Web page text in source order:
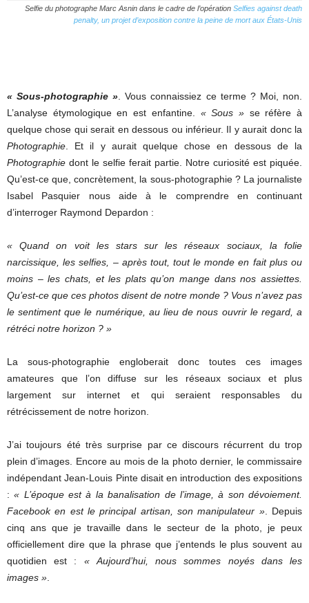
Selfie du photographe Marc Asnin dans le cadre de l’opération Selfies against death
penalty, un projet d’exposition contre la peine de mort aux États-Unis
« Sous-photographie ». Vous connaissiez ce terme ? Moi, non.
L’analyse étymologique en est enfantine. « Sous »se réfère à
quelque chose qui serait en dessous ou inférieur. Il y aurait donc la
Photographie. Et il y aurait quelque chose en dessous de la
Photographie dont le selfie ferait partie. Notre curiosité est piquée.
Qu’est-ce que, concrètement, la sous-photographie ? La journaliste
Isabel Pasquier nous aide à le comprendre en continuant
d’interroger Raymond Depardon :
« Quand on voit les stars sur les réseaux sociaux, la folie
narcissique, les selfies, – après tout, tout le monde en fait plus ou
moins – les chats, et les plats qu’on mange dans nos assiettes.
Qu’est-ce que ces photos disent de notre monde ? Vous n’avez pas
le sentiment que le numérique, au lieu de nous ouvrir le regard, a
rétréci notre horizon ? »
La sous-photographie engloberait donc toutes ces images
amateures que l’on diffuse sur les réseaux sociaux et plus
largement sur internet et qui seraient responsables du
rétrécissement de notre horizon.
J’ai toujours été très surprise par ce discours récurrent du trop
plein d’images. Encore au mois de la photo dernier, le commissaire
indépendant Jean-Louis Pinte disait en introduction des expositions
:« L’époque est à la banalisation de l’image, à son dévoiement.
Facebook en est le principal artisan, son manipulateur ». Depuis
cinq ans que je travaille dans le secteur de la photo, je peux
officiellement dire que la phrase que j’entends le plus souvent au
quotidien est : « Aujourd’hui, nous sommes noyés dans les
images ».